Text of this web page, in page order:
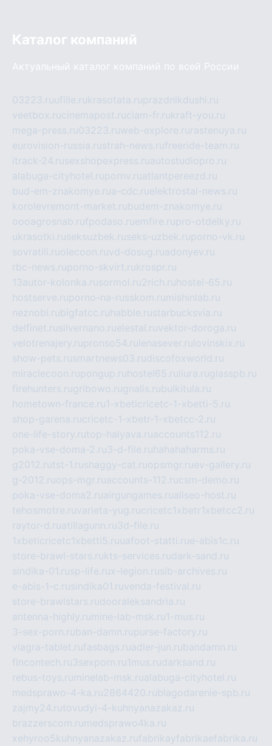
Каталог компаний
Актуальный каталог компаний по всей России
03223.ruufille.rukrasotata.ruprazdnikdushi.ru
veetbox.rucinemapost.ruciam-fr.rukraft-you.ru
mega-press.ru03223.ruweb-explore.ru rastenuya.ru
eurovision-russia.rustrah-news.rufreeride-team.ru
itrack-24.rusexshopexpress.ruautostudiopro.ru
alabuga-cityhotel.rupornv.ruatlantpereezd.ru
bud-em-znakomye.rua-cdc.ruelektrostal-news.ru
korolevremont-market.rubudem-znakomye.ru
oooagrosnab.rufpodaso.ruemfire.rupro-otdelky.ru
ukrasotki.ruseksuzbek.ruseks-uzbek.ruporno-vk.ru
sovratili.ruolecoon.ruvd-dosug.ruadonyev.ru
rbc-news.ruporno-skvirt.rukrospr.ru
13autor-kolonka.rusormol.ru2rich.ru hostel-65.ru
hostserve.ruporno-na-russkom.ru mishinlab.ru
neznobi.rubigfatcc.ru habble.rustarbucksvia.ru
delfinet.rusilvernano.ruelestal.ruvektor-doroga.ru
velotrenajery.rupronso54.ru lenasever.ru lovinskix.ru
show-pets.rusmartnews03.rudiscofoxworld.ru
miraclecoon.rupongup.ru hostel65.ru liura.ruglasspb.ru
firehunters.rugribowo.rugnalis.rubulkitula.ru
hometown-france.ru1-xbeticricetc-1-xbetti-5.ru
shop-garena.rucricetc-1-xbetr-1-xbetcc-2.ru
one-life-story.rutop-halyava.ruaccounts112.ru
poka-vse-doma-2.ru3-d-file.ru hahahaharms.ru
g2012.rutst-1.rushaggy-cat.ruopsmgr.ruev-gallery.ru
g-2012.ruops-mgr.ruaccounts-112.rucsm-demo.ru
poka-vse-doma2.ruairgungames.ruallseo-host.ru
tehosmotre.ruvarieta-yug.rucricetc1xbetr1xbetcc2.ru
raytor-d.ruatillagunn.ru3d-file.ru
1xbeticricetc1xbetti5.ruuafoot-statti.rue-abis1c.ru
store-brawl-stars.rukts-services.rudark-sand.ru
sindika-01.rusp-life.rux-legion.rusib-archives.ru
e-abis-1-c.rusindika01.ruvenda-festival.ru
store-brawlstars.rudooraleksandria.ru
antenna-highly.ru mine-lab-msk.ru1-mus.ru
3-sex-porn.ruban-damn.rupurse-factory.ru
viagra-tablet.rufasbags.ruadler-jun.rubandamn.ru
fincontech.ru3sexporn.ru1mus.rudarksand.ru
rebus-toys.ru minelab-msk.rualabuga-cityhotel.ru
medsprawo-4-ka.ru2864420.rublagodarenie-spb.ru
zajmy24.rutovudyi-4-kuhnyanazakaz.ru
brazzerscom.ru medsprawo4ka.ru
xehyroo5kuhnyanazakaz.rufabrikayfabrikaefabrika.ru